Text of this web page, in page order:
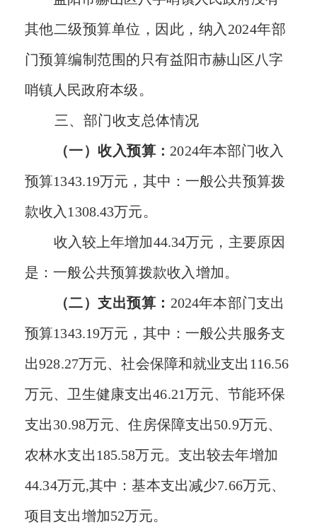
其他二级预算单位，因此，纳入 2024年部
门预算编制范围的只有益阳市赫山区八字
哨镇人民政府本级。
三、部门收支总体情况
（一）收入预算 ： 2024年本部门收入
预算1343.19万元，其中 ： 一般公共预算拨
款收入 1308.43万元。
收入较上年增加44.34万元，主要原因
是 ： 一般公共预算拨款收入增加。
（二）支出预算： 2024年本部门支出
预算1343.19万元，其中 ： 一般公共服务支
出928.27万元、社会保障和就业支出 116.56
万元、 卫生健康支出46.21万元、节能环保
支出30.98万元、住房保障支出50.9万元、
农林水支出185.58万元。 支出较去年增加
44.34万元,其中：基本支出减少7.66万元、
项目支出增加52万元。